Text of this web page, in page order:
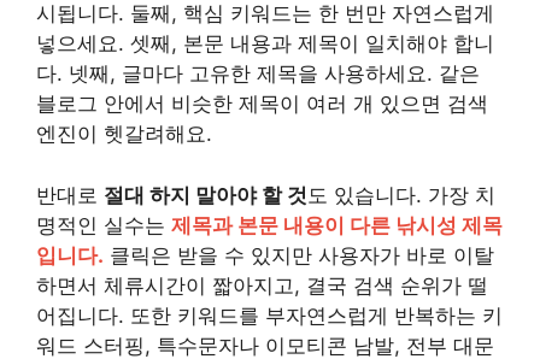
시됩니다. 둘째, 핵심 키워드는 한 번만 자연스럽게
넣으세요. 셋째, 본문 내용과 제목이 일치해야 합니
다. 넷째, 글마다 고유한 제목을 사용하세요. 같은
블로그 안에서 비슷한 제목이 여러 개 있으면 검색
엔진이 헷갈려해요.
반대로 절대 하지 말아야 할 것 도 있습니다. 가장 치
명적인 실수는 제목과 본문 내용이 다른 낚시성 제목
입니다. 클릭은 받을 수 있지만 사용자가 바로 이탈
하면서 체류시간이 짧아지고, 결국 검색 순위가 떨
어집니다. 또한 키워드를 부자연스럽게 반복하는 키
워드 스터핑, 특수문자나 이모티콘 남발, 전부 대문